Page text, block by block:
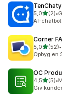
5,0ud af 5
(2)
2 •
AI-
Corner
5,0ud af 5
(52)
52 •
Opbyg en
OC
4,5ud af
(5)
5 •
Giv